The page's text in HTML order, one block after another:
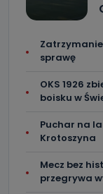
sprawę
OKS 1926
boisku w
Puchar na
Krotoszyna
Mecz bez
przegrywa